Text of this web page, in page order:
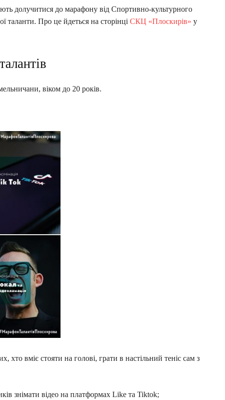
долучитися до марафону від Спортивно-культурного
таланти. Про це йдеться на сторінці СКЦ «Плоскирів» у
віком до 20 років.
хто вміє стояти на голові, грати в настільний теніс сам з
знімати відео на платформах Like та Tiktok;